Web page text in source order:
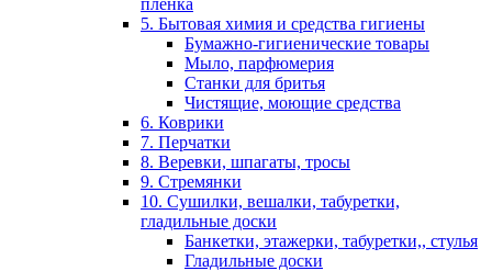
пленка
5. Бытовая химия и средства гигиены
Бумажно-гигиенические товары
Мыло, парфюмерия
Станки для бритья
Чистящие, моющие средства
6. Коврики
7. Перчатки
8. Веревки, шпагаты, тросы
9. Стремянки
10. Сушилки, вешалки, табуретки,
гладильные доски
Банкетки, этажерки, табуретки,, стулья
Гладильные доски